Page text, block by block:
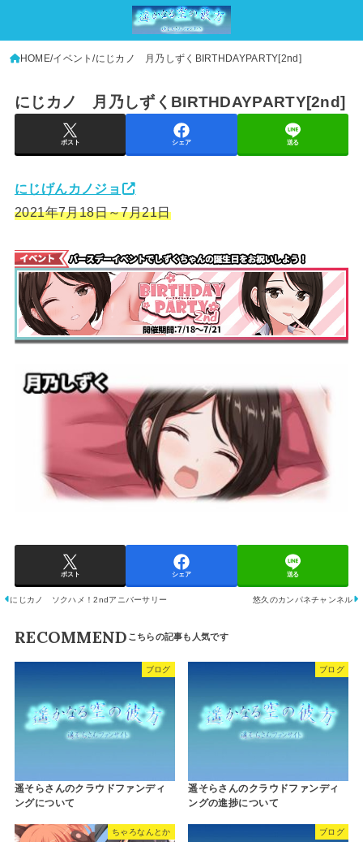
HOME イベント にじカノ 月乃しずくBIRTHDAYPARTY[2nd]
にじカノ 月乃しずくBIRTHDAYPARTY[2nd]
ポスト シェア 送る
にじげんカノジョ
2021年7月18日～7月21日
ポスト シェア 送る
にじカノ ソクハメ！2ndアニバーサリー 悠久のカンパネチャンネル
RECOMMEND
ブログ
遥そらさんのクラウドファンディ
ングについて
ブログ
遥そらさんのクラウドファンディ
ングの進捗について
ちゃろなんとか ブログ